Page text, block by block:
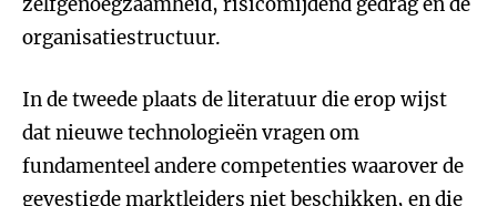
organisatiestructuur.
In de tweede plaats de literatuur die erop wijst
dat nieuwe technologieën vragen om
fundamenteel andere competenties waarover de
gevestigde marktleiders niet beschikken, en die